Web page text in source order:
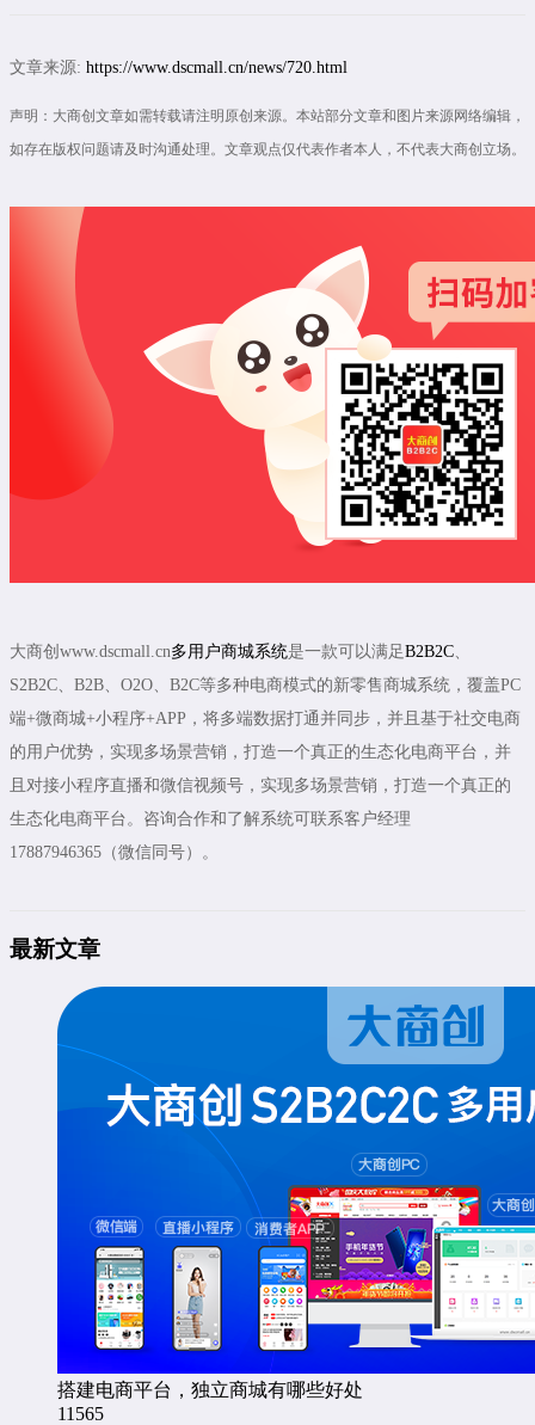
文章来源: https://www.dscmall.cn/news/720.html
声明：大商创文章如需转载请注明原创来源。本站部分文章和图片来源网络编辑，
如存在版权问题请及时沟通处理。文章观点仅代表作者本人，不代表大商创立场。
大商创www.dscmall.cn多用户商城系统是一款可以满足B2B2C
S2B2C、B2B、O2O、B2C等多种电商模式的新零售商城系统，覆盖PC
端+微商城+小程序+APP，将多端数据打通并同步，并且基于社交电商
的用户优势，实现多场景营销，打造一个真正的生态化电商平台，并
且对接小程序直播和微信视频号，实现多场景营销，打造一个真正的
生态化电商平台。咨询合作和了解系统可联系客户经理
17887946365（微信同号）。
最新文章
搭建电商平台，独立商城有哪些好处
11565